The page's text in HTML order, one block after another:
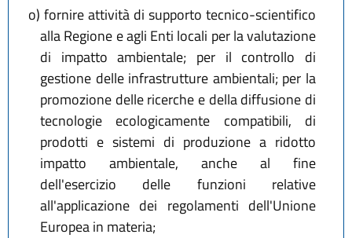
o) fornire attività di supporto tecnico-scientifico
alla Regione e agli Enti locali per la valutazione
di impatto ambientale; per il controllo di
gestione delle infrastrutture ambientali; per la
promozione delle ricerche e della diffusione di
tecnologie ecologicamente compatibili, di
prodotti e sistemi di produzione a ridotto
impatto ambientale, anche al fine
dell'esercizio delle funzioni relative
all'applicazione dei regolamenti dell'Unione
Europea in materia;